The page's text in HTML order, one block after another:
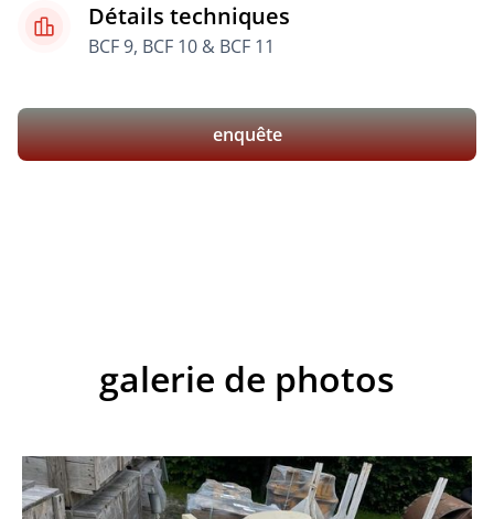
Détails techniques
BCF 9, BCF 10 & BCF 11
enquête
galerie de photos